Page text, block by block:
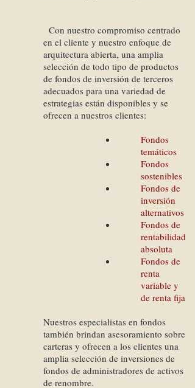
Con nuestro compromiso centrado
en el cliente y nuestro enfoque de
arquitectura abierta, una amplia
selección de todo tipo de productos
de fondos de inversión de terceros
adecuados para una variedad de
estrategias están disponibles y se
ofrecen a nuestros clientes:
Fondos
temáticos
Fondos
sostenibles
Fondos de
inversión
alternativos
Fondos de
rentabilidad
absoluta
Fondos de
renta
variable y
de renta fija
Nuestros especialistas en fondos
también brindan asesoramiento sobre
carteras y ofrecen a los clientes una
amplia selección de inversiones de
fondos de administradores de activos
de renombre.